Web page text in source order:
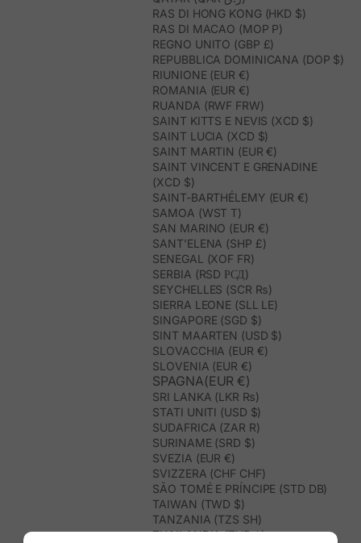
RAS DI HONG KONG (HKD $)
RAS DI MACAO (MOP P)
REGNO UNITO (GBP £)
REPUBBLICA DOMINICANA (DOP $)
RIUNIONE (EUR €)
ROMANIA (EUR €)
RUANDA (RWF FRW)
SAINT KITTS E NEVIS (XCD $)
SAINT LUCIA (XCD $)
SAINT MARTIN (EUR €)
SAINT VINCENT E GRENADINE
(XCD $)
SAINT-BARTHÉLEMY (EUR €)
SAMOA (WST T)
SAN MARINO (EUR €)
SANT’ELENA (SHP £)
SENEGAL (XOF FR)
SERBIA (RSD РСД)
SEYCHELLES (SCR ₨)
SIERRA LEONE (SLL LE)
SINGAPORE (SGD $)
SINT MAARTEN (USD $)
SLOVACCHIA (EUR €)
SLOVENIA (EUR €)
SPAGNA(EUR €)
SRI LANKA (LKR ₨)
STATI UNITI (USD $)
SUDAFRICA (ZAR R)
SURINAME (SRD $)
SVEZIA (EUR €)
SVIZZERA (CHF CHF)
SÃO TOMÉ E PRÍNCIPE (STD DB)
TAIWAN (TWD $)
TANZANIA (TZS SH)
THAILANDIA (THB ฿)